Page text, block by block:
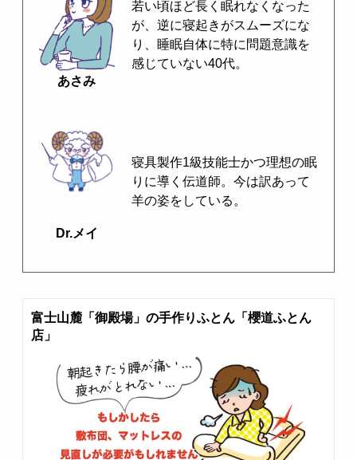
あさみ
若い頃ほど長く眠れなくなった
が、逆に寝起きがスムーズにな
り、睡眠自体に特に問題意識を
感じていない40代。
Dr.メイ
寝具製作1級技能士かつ理想の眠
りに導く伝道師。今は訳あって
羊の姿をしている。
富士山麓「御殿場」の手作りふとん「櫻道ふとん
店」